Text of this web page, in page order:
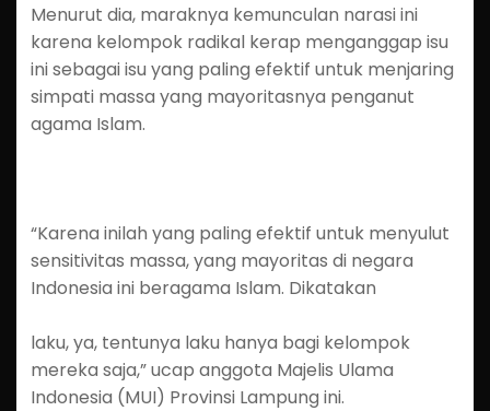
Menurut dia, maraknya kemunculan narasi ini
karena kelompok radikal kerap menganggap isu
ini sebagai isu yang paling efektif untuk menjaring
simpati massa yang mayoritasnya penganut
agama Islam.
“Karena inilah yang paling efektif untuk menyulut
sensitivitas massa, yang mayoritas di negara
Indonesia ini beragama Islam. Dikatakan
laku, ya, tentunya laku hanya bagi kelompok
mereka saja,” ucap anggota Majelis Ulama
Indonesia (MUI) Provinsi Lampung ini.